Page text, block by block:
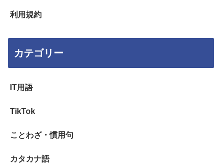
利用規約
カテゴリー
IT用語
TikTok
ことわざ・慣用句
カタカナ語